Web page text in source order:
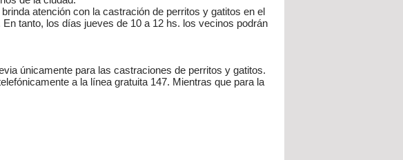
atención con la castración de perritos y gatitos en el
tanto, los días jueves de 10 a 12 hs. los vecinos podrán
únicamente para las castraciones de perritos y gatitos.
a la línea gratuita 147. Mientras que para la